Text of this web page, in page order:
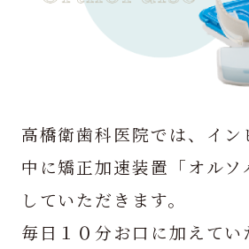
高橋衛歯科医院では、イ
中に矯正加速装置「オルソ
していただきます。
毎日１０分お口に加えてい